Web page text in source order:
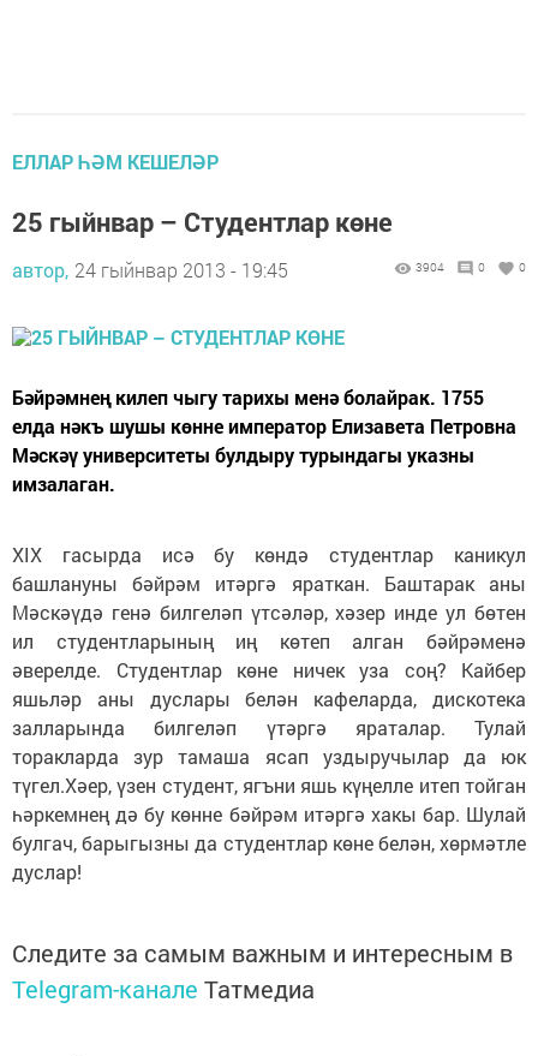
ЕЛЛАР ҺӘМ КЕШЕЛӘР
25 гыйнвар – Студентлар көне
автор, 24 гыйнвар 2013 - 19:45 3904 0 0
Бәйрәмнең килеп чыгу тарихы менә болайрак. 1755
елда нәкъ шушы көнне император Елизавета Петровна
Мәскәү университеты булдыру турындагы указны
имзалаган.
XIX гасырда исә бу көндә студентлар каникул
башлануны бәйрәм итәргә яраткан. Баштарак аны
Мәскәүдә генә билгеләп үтсәләр, хәзер инде ул бөтен
ил студентларының иң көтеп алган бәйрәменә
әверелде. Студентлар көне ничек уза соң? Кайбер
яшьләр аны дуслары белән кафеларда, дискотека
залларында билгеләп үтәргә яраталар. Тулай
торакларда зур тамаша ясап уздыручылар да юк
түгел.Хәер, үзен студент, ягъни яшь күңелле итеп тойган
һәркемнең дә бу көнне бәйрәм итәргә хакы бар. Шулай
булгач, барыгызны да студентлар көне белән, хөрмәтле
дуслар!
Следите за самым важным и интересным в
Telegram-канале Татмедиа